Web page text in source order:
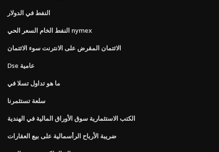
النفط في الدولار
النفط الخام السعر الحي nymex
الائتمان المقرض على الانترنت سوء الائتمان
Dse عامية
ما هو تداول تسلا في
سلعة تستثمرنا
الكتب الاستثمارية سوق الأوراق المالية في الهندية
ضريبة الأرباح الرأسمالية على بيع العقارات